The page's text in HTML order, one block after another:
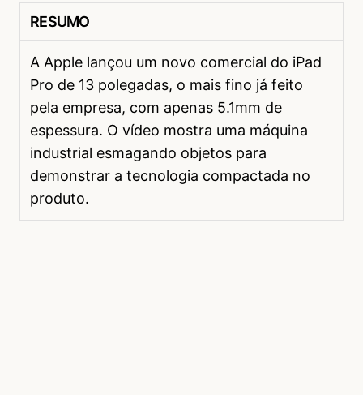
RESUMO
A Apple lançou um novo comercial do iPad
Pro de 13 polegadas, o mais fino já feito
pela empresa, com apenas 5.1mm de
espessura. O vídeo mostra uma máquina
industrial esmagando objetos para
demonstrar a tecnologia compactada no
produto.